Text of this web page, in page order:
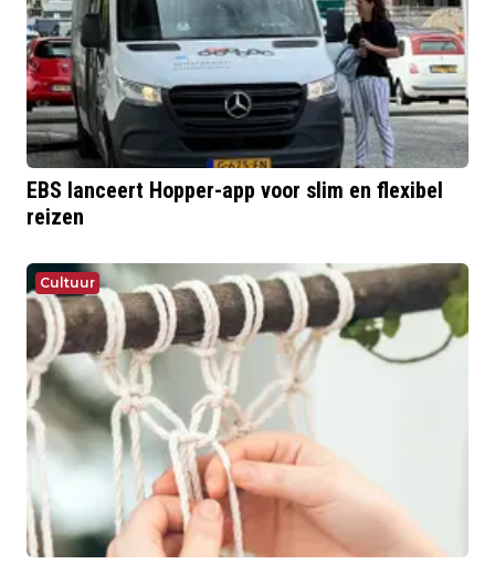
EBS lanceert Hopper-app voor slim en flexibel
reizen
Cultuur